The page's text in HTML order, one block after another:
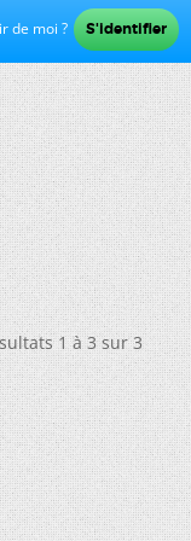
de moi ?
1 à 3 sur 3